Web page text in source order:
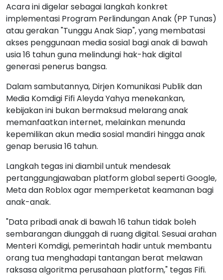
Acara ini digelar sebagai langkah konkret
implementasi Program Perlindungan Anak (PP Tunas)
atau gerakan "Tunggu Anak Siap", yang membatasi
akses penggunaan media sosial bagi anak di bawah
usia 16 tahun guna melindungi hak-hak digital
generasi penerus bangsa.
Dalam sambutannya, Dirjen Komunikasi Publik dan
Media Komdigi Fifi Aleyda Yahya menekankan,
kebijakan ini bukan bermaksud melarang anak
memanfaatkan internet, melainkan menunda
kepemilikan akun media sosial mandiri hingga anak
genap berusia 16 tahun.
Langkah tegas ini diambil untuk mendesak
pertanggungjawaban platform global seperti Google,
Meta dan Roblox agar memperketat keamanan bagi
anak-anak.
"Data pribadi anak di bawah 16 tahun tidak boleh
sembarangan diunggah di ruang digital. Sesuai arahan
Menteri Komdigi, pemerintah hadir untuk membantu
orang tua menghadapi tantangan berat melawan
raksasa algoritma perusahaan platform," tegas Fifi.